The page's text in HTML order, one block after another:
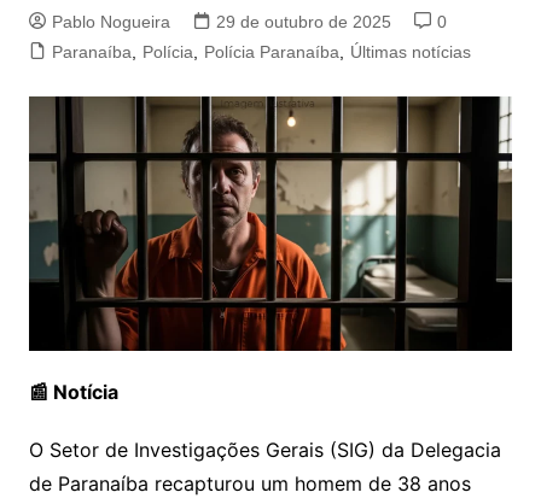
Pablo Nogueira 29 de outubro de 2025
0
Paranaíba
Polícia Polícia Paranaíba Últimas notícias
📰 Notícia
O Setor de Investigações Gerais (SIG) da Delegacia
de Paranaíba recapturou um homem de 38 anos